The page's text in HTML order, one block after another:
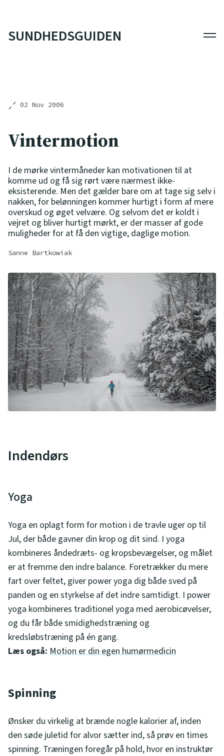
SUNDHEDSGUIDEN
02 Nov 2006
Vintermotion
I de mørke vintermåneder kan motivationen til at
komme ud og få sig rørt være nærmest ikke-
eksisterende. Men det gælder bare om at tage sig selv i
nakken, for belønningen kommer hurtigt i form af mere
overskud og øget velvære. Og selvom det er koldt i
vejret og bliver hurtigt mørkt, er der masser af gode
muligheder for at få den vigtige, daglige motion.
Sanne Bartkowiak
Indendørs
Yoga
Yoga en oplagt form for motion i de travle uger op til
Jul, der både gavner din krop og dit sind. I yoga
kombineres åndedræts- og kropsbevægelser, og målet
er at fremme den indre balance. Foretrækker du mere
fart over feltet, giver power yoga dig både sved på
panden og en styrkelse af det indre samtidigt. I power
yoga kombineres traditionel yoga med aerobicøvelser,
og du får både smidighedstræning og
kredsløbstræning på én gang.
Læs også: Motion er din egen humørmedicin
Spinning
Ønsker du virkelig at brænde nogle kalorier af, inden
den søde juletid for alvor sætter ind, så prøv en times
spinning. Træningen foregår på hold, hvor en instruktør